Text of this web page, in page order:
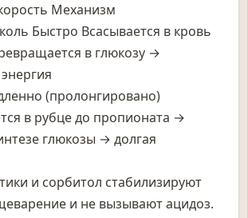
Механизм
Быстро Всасывается в кровь
в глюкозу →
(пролонгировано)
в рубце до пропионата →
глюкозы → долгая
и сорбитол стабилизируют
и не вызывают ацидоз.